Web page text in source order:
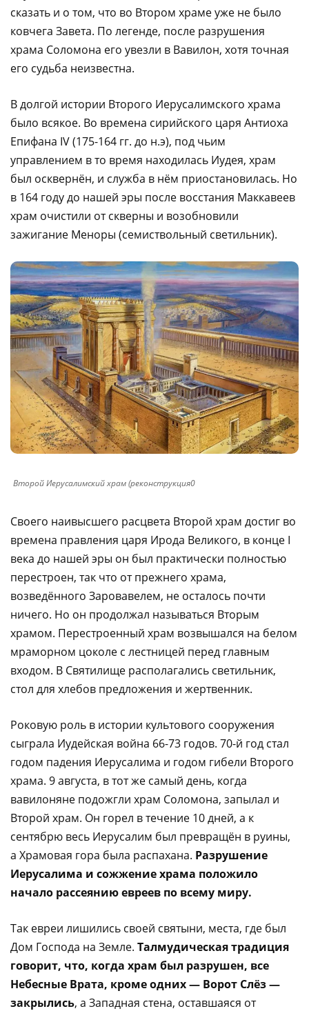
сказать и о том, что во Втором храме уже не было
ковчега Завета. По легенде, после разрушения
храма Соломона его увезли в Вавилон, хотя точная
его судьба неизвестна.
В долгой истории Второго Иерусалимского храма
было всякое. Во времена сирийского царя Антиоха
Епифана IV (175-164 гг. до н.э), под чьим
управлением в то время находилась Иудея, храм
был осквернён, и служба в нём приостановилась. Но
в 164 году до нашей эры после восстания Маккавеев
храм очистили от скверны и возобновили
зажигание Меноры (семиствольный светильник).
Второй Иерусалимский храм (реконструкция0
Своего наивысшего расцвета Второй храм достиг во
времена правления царя Ирода Великого, в конце I
века до нашей эры он был практически полностью
перестроен, так что от прежнего храма,
возведённого Заровавелем, не осталось почти
ничего. Но он продолжал называться Вторым
храмом. Перестроенный храм возвышался на белом
мраморном цоколе с лестницей перед главным
входом. В Святилище располагались светильник,
стол для хлебов предложения и жертвенник.
Роковую роль в истории культового сооружения
сыграла Иудейская война 66-73 годов. 70-й год стал
годом падения Иерусалима и годом гибели Второго
храма. 9 августа, в тот же самый день, когда
вавилоняне подожгли храм Соломона, запылал и
Второй храм. Он горел в течение 10 дней, а к
сентябрю весь Иерусалим был превращён в руины,
а Храмовая гора была распахана. Разрушение
Иерусалима и сожжение храма положило
начало рассеянию евреев по всему миру.
Так евреи лишились своей святыни, места, где был
Дом Господа на Земле. Талмудическая традиция
говорит, что, когда храм был разрушен, все
Небесные Врата, кроме одних — Ворот Слёз —
закрылись, а Западная стена, оставшаяся от